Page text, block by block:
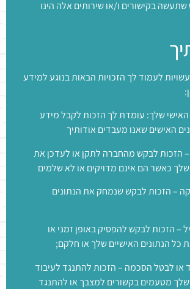
שתעשה בקישורים ו/או שירותים אלה הינו
לעמוד לך הזכויות הבאות בנוגע למידע
האישי שלך: עומדת לך הזכות לקבל מידע
האישים שאנו מעבדים אודותיך
– הזכות לבקש מהחברה לתקן או לעדכן את
שלך כאשר הם אינם מדויקים או לא שלמים
– הזכות לבקש שנמחק את הנתונים
– הזכות לבקש להפסיק באופן זמני או
כל הנתונים האישיים שלך או חלקם;
או לבטל הסכמה – הזכות להתנגד לעיבוד
שלך מטעמים בקשורים למצבך או להתנגד